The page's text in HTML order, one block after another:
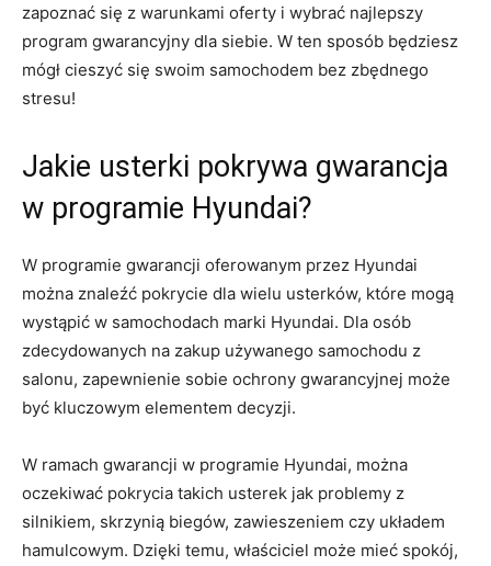
⁤zapoznać się z warunkami oferty i wybrać najlepszy
program gwarancyjny dla siebie.⁢ W ten ⁢sposób będziesz
mógł cieszyć się swoim samochodem⁢ bez zbędnego
stresu!
Jakie usterki pokrywa gwarancja
‌w programie ⁢Hyundai?
W programie‍ gwarancji oferowanym przez ​Hyundai
można znaleźć pokrycie dla wielu usterków, które mogą
⁢wystąpić w samochodach marki Hyundai. Dla osób
zdecydowanych na zakup ‍używanego samochodu z
⁤salonu, zapewnienie⁢ sobie ochrony gwarancyjnej może
być⁢ kluczowym‌ elementem decyzji.
W ramach gwarancji w programie‍ Hyundai, można
‍oczekiwać pokrycia takich ⁤usterek jak problemy z
silnikiem, skrzynią biegów, zawieszeniem ⁤czy układem
hamulcowym. Dzięki temu, właściciel może ​mieć spokój,